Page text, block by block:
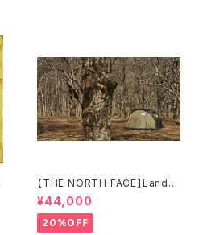
【THE NORTH FACE】Lander
2
¥44,000
20%OFF